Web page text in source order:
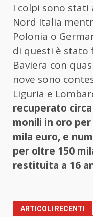
I colpi sono
Nord Italia
Polonia o
di questi è stato
Baviera con
nove sono
Liguria e
recuperato
monili in oro
mila euro, e
per oltre 150
restituita a 16
ARTICOLI RECENTI